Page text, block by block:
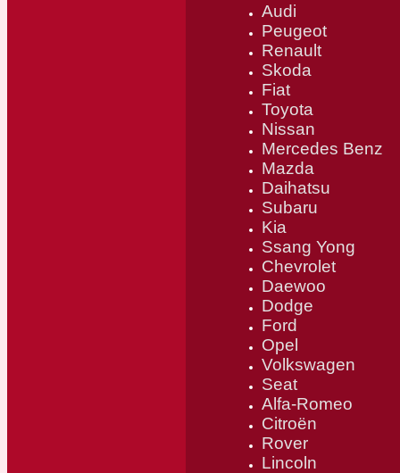
Audi
Peugeot
Renault
Skoda
Fiat
Toyota
Nissan
Mercedes Benz
Mazda
Daihatsu
Subaru
Kia
Ssang Yong
Chevrolet
Daewoo
Dodge
Ford
Opel
Volkswagen
Seat
Alfa-Romeo
Citroën
Rover
Lincoln